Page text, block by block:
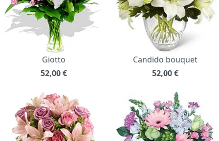
Giotto
52,00€
Candido bouquet
52,00€